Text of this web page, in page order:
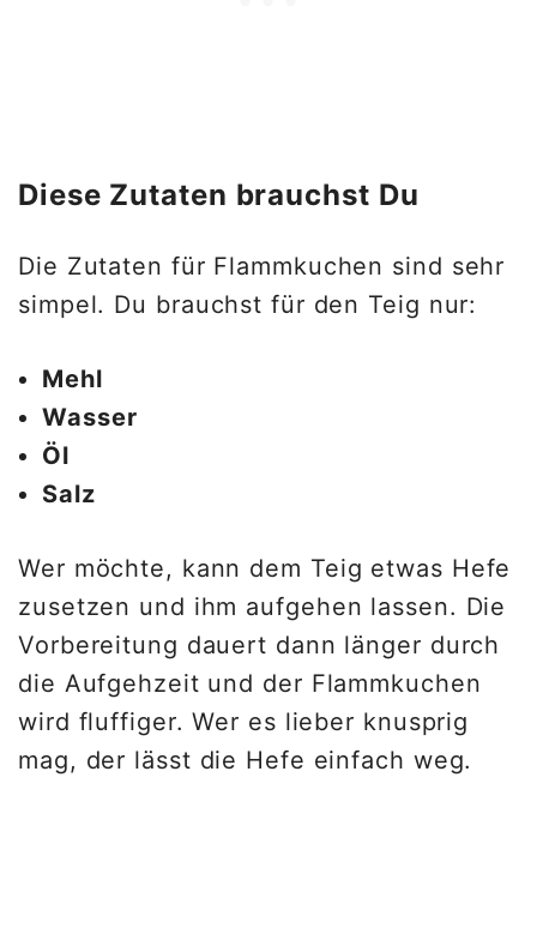
Diese Zutaten brauchst Du
Die Zutaten für Flammkuchen sind sehr
simpel. Du brauchst für den Teig nur:
Mehl
Wasser
Öl
Salz
Wer möchte, kann dem Teig etwas Hefe
zusetzen und ihm aufgehen lassen. Die
Vorbereitung dauert dann länger durch
die Aufgehzeit und der Flammkuchen
wird fluffiger. Wer es lieber knusprig
mag, der lässt die Hefe einfach weg.